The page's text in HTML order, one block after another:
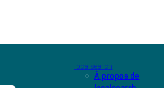
localsearch
À propos de